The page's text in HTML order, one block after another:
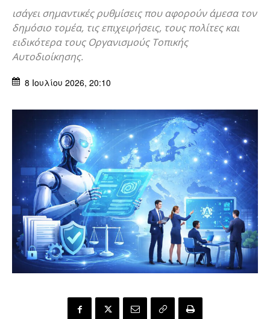
ισάγει σημαντικές ρυθμίσεις που αφορούν άμεσα τον
δημόσιο τομέα, τις επιχειρήσεις, τους πολίτες και
ειδικότερα τους Οργανισμούς Τοπικής
Αυτοδιοίκησης.
8 Ιουλίου 2026, 20:10